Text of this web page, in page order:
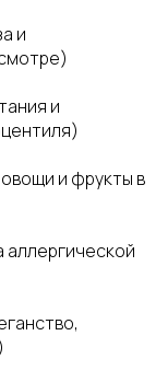
и
и
и фрукты в
аллергической